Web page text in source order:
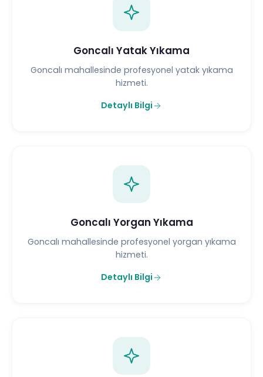
Goncalı Yatak Yıkama
Goncalı mahallesinde profesyonel yatak yıkama
hizmeti.
Detaylı Bilgi
Goncalı Yorgan Yıkama
Goncalı mahallesinde profesyonel yorgan yıkama
hizmeti.
Detaylı Bilgi